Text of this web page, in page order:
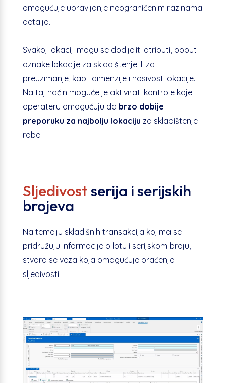
omogućuje upravljanje neograničenim razinama
detalja.
Svakoj lokaciji mogu se dodijeliti atributi, poput
oznake lokacije za skladištenje ili za
preuzimanje, kao i dimenzije i nosivost lokacije.
Na taj način moguće je aktivirati kontrole koje
operateru omogućuju da brzo dobije
preporuku za najbolju lokaciju za skladištenje
robe.
Sljedivostserija i serijskih
brojeva
Na temelju skladišnih transakcija kojima se
pridružuju informacije o lotu i serijskom broju,
stvara se veza koja omogućuje praćenje
sljedivosti.